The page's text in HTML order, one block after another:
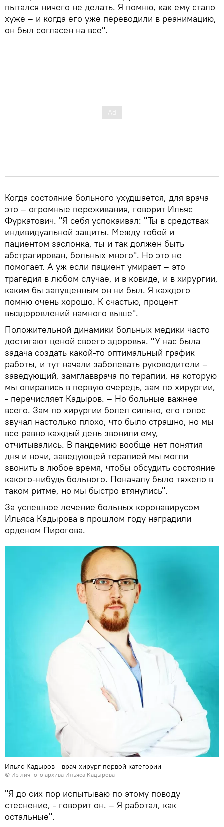
пытался ничего не делать. Я помню, как ему стало
хуже – и когда его уже переводили в реанимацию,
он был согласен на все".
Когда состояние больного ухудшается, для врача
это – огромные переживания, говорит Ильяс
Фуркатович. "Я себя успокаивал: "Ты в средствах
индивидуальной защиты. Между тобой и
пациентом заслонка, ты и так должен быть
абстрагирован, больных много". Но это не
помогает. А уж если пациент умирает – это
трагедия в любом случае, и в ковиде, и в хирургии,
каким бы запущенным он ни был. Я каждого
помню очень хорошо. К счастью, процент
выздоровлений намного выше".
Положительной динамики больных медики часто
достигают ценой своего здоровья. "У нас была
задача создать какой-то оптимальный график
работы, и тут начали заболевать руководители –
заведующий, замглавврача по терапии, на которую
мы опирались в первую очередь, зам по хирургии,
- перечисляет Кадыров. – Но больные важнее
всего. Зам по хирургии болел сильно, его голос
звучал настолько плохо, что было страшно, но мы
все равно каждый день звонили ему,
отчитывались. В пандемию вообще нет понятия
дня и ночи, заведующей терапией мы могли
звонить в любое время, чтобы обсудить состояние
какого-нибудь больного. Поначалу было тяжело в
таком ритме, но мы быстро втянулись".
За успешное лечение больных коронавирусом
Ильяса Кадырова в прошлом году наградили
орденом Пирогова.
Ильяс Кадыров - врач-хирург первой категории
© Из личного архива Ильяса Кадырова
"Я до сих пор испытываю по этому поводу
стеснение, - говорит он. – Я работал, как
остальные".